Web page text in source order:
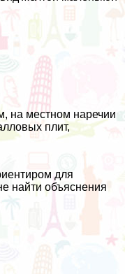
на местном наречии
плит,
для
найти объяснения